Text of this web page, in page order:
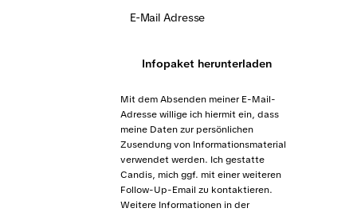
Infopaket herunterladen
Mit dem Absenden meiner E-Mail-
Adresse willige ich hiermit ein, dass
meine Daten zur persönlichen
Zusendung von Informationsmaterial
verwendet werden. Ich gestatte
Candis, mich ggf. mit einer weiteren
Follow-Up-Email zu kontaktieren.
Weitere Informationen in der